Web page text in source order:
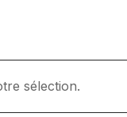
sélection.